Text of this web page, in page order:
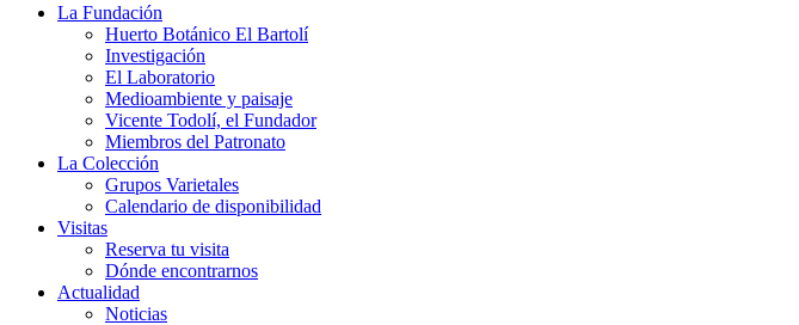
La Fundación
Huerto Botánico El Bartolí
Investigación
El Laboratorio
Medioambiente y paisaje
Vicente Todolí, el Fundador
Miembros del Patronato
La Colección
Grupos Varietales
Calendario de disponibilidad
Visitas
Reserva tu visita
Dónde encontrarnos
Actualidad
Noticias